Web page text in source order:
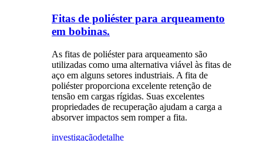
Fitas de poliéster para arqueamento
em bobinas.
As fitas de poliéster para arqueamento são
utilizadas como uma alternativa viável às fitas de
aço em alguns setores industriais. A fita de
poliéster proporciona excelente retenção de
tensão em cargas rígidas. Suas excelentes
propriedades de recuperação ajudam a carga a
absorver impactos sem romper a fita.
investigaçãodetalhe